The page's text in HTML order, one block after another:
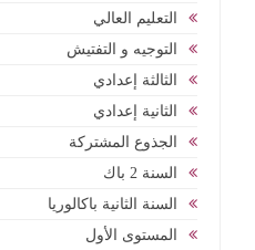
التعليم العالي
التوجيه و التفتيش
الثالثة إعدادي
الثانية إعدادي
الجذوع المشتركة
السنة 2 باك
السنة الثانية باكالوريا
المستوى الأول